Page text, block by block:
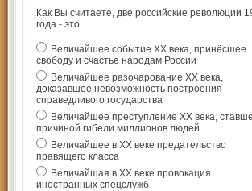
Как Вы считаете, две российские революции
года - это
Величайшее событие ХХ века, принёсшее
свободу и счастье народам России
Величайшее разочарование ХХ века,
доказавшее невозможность построения
справедливого государства
Величайшее преступление ХХ века,
причиной гибели миллионов людей
Величайшее в ХХ веке предательство
правящего класса
Величайшая в ХХ веке провокация
иностранных спецслужб